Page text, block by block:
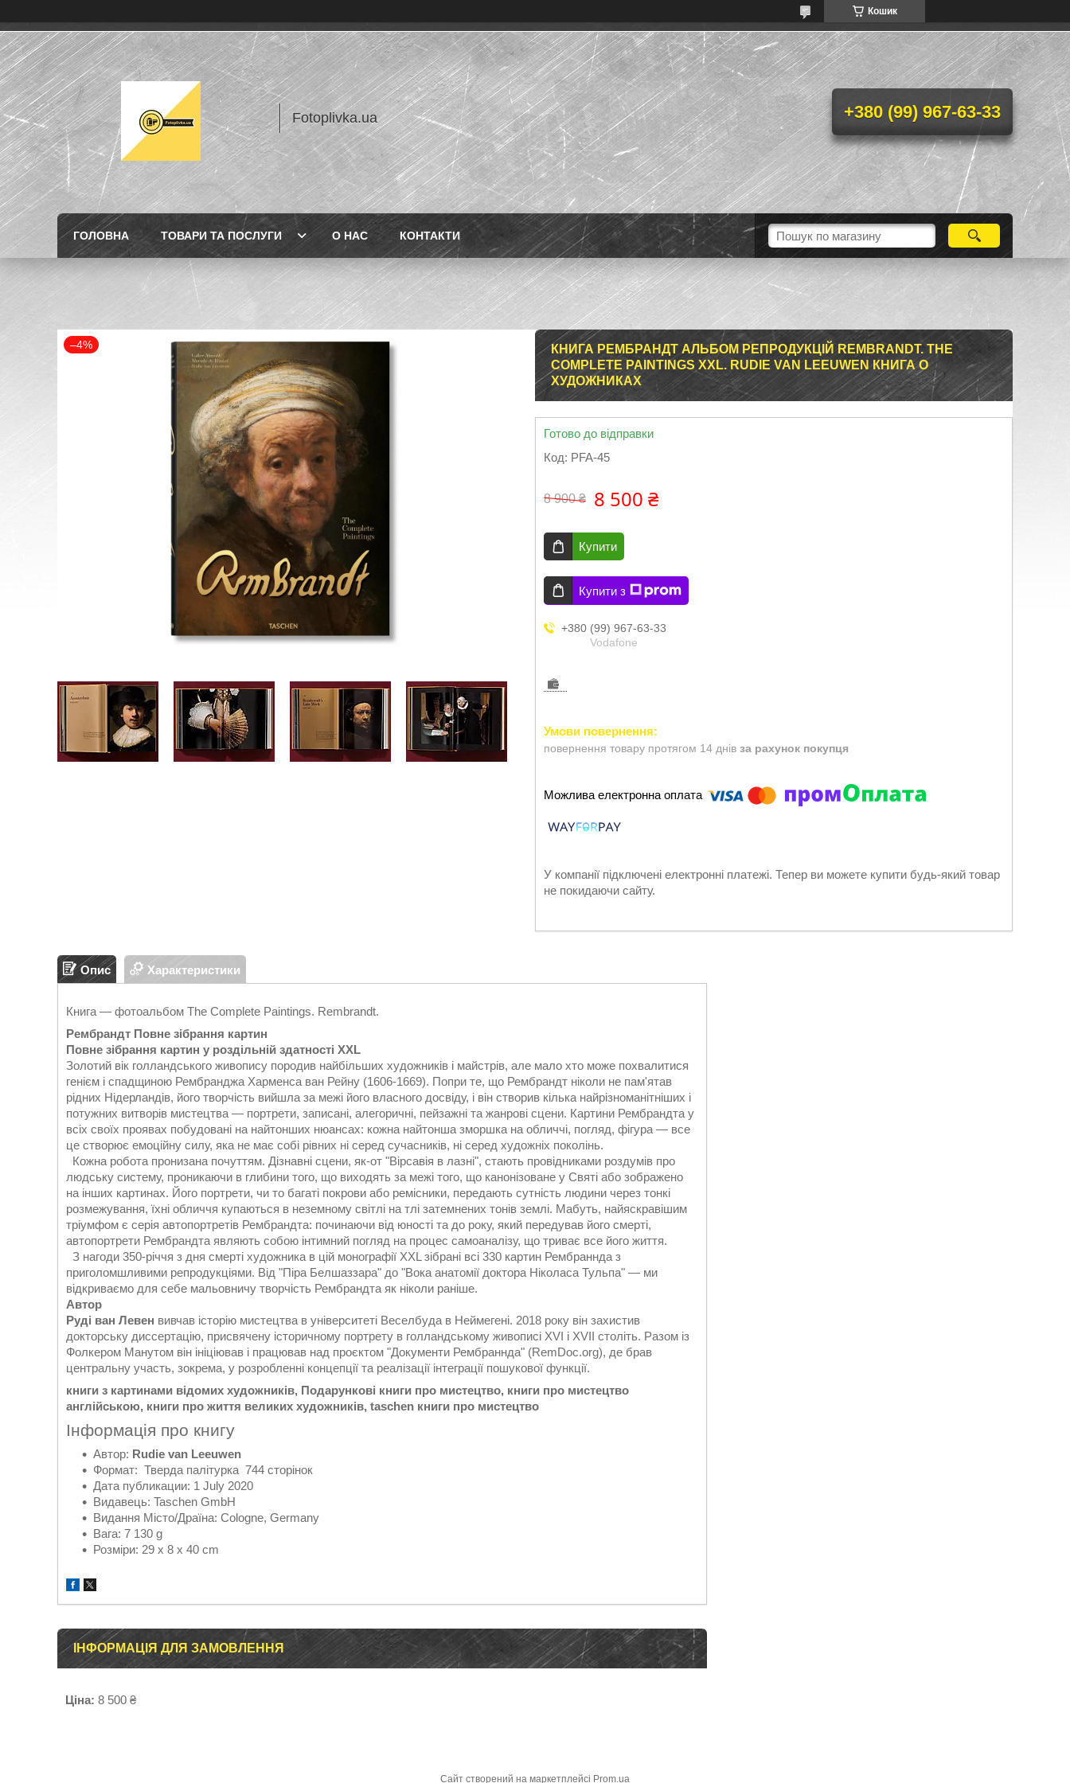
Кошик
Fotoplivka.ua +380 (99) 967-63-33
ГОЛОВНА ТОВАРИ ТА ПОСЛУГИ О НАС КОНТАКТИ
–4%
КНИГА РЕМБРАНДТ АЛЬБОМ РЕПРОДУКЦІЙ REMBRANDT. THE
COMPLETE PAINTINGS XXL. RUDIE VAN LEEUWEN КНИГА О
ХУДОЖНИКАХ
Готово до відправки
Код: PFA-45
8 900 ₴ 8 500 ₴
Купити
Купити з
+380 (99) 967-63-33
Vodafone
повернення товару протягом 14 днів за рахунок покупця
У компанії підключені електронні платежі. Тепер ви можете купити будь-який товар
не покидаючи сайту.
Опис Характеристики
Книга — фотоальбом The Complete Paintings. Rembrandt.
Рембрандт Повне зібрання картин
Повне зібрання картин у роздільній здатності XXL
Золотий вік голландського живопису породив найбільших художників і майстрів, але мало хто може похвалитися
генієм і спадщиною Рембранджа Харменса ван Рейну (1606-1669). Попри те, що Рембрандт ніколи не пам'ятав
рідних Нідерландів, його творчість вийшла за межі його власного досвіду, і він створив кілька найрізноманітніших і
потужних витворів мистецтва — портрети, записані, алегоричні, пейзажні та жанрові сцени. Картини Рембрандта у
всіх своїх проявах побудовані на найтонших нюансах: кожна найтонша зморшка на обличчі, погляд, фігура — все
це створює емоційну силу, яка не має собі рівних ні серед сучасників, ні серед художніх поколінь.
Кожна робота пронизана почуттям. Дізнавні сцени, як-от "Вірсавія в лазні", стають провідниками роздумів про
людську систему, проникаючи в глибини того, що виходять за межі того, що канонізоване у Святі або зображено
на інших картинах. Його портрети, чи то багаті покрови або ремісники, передають сутність людини через тонкі
розмежування, їхні обличчя купаються в неземному світлі на тлі затемнених тонів землі. Мабуть, найяскравішим
тріумфом є серія автопортретів Рембрандта: починаючи від юності та до року, який передував його смерті,
автопортрети Рембрандта являють собою інтимний погляд на процес самоаналізу, що триває все його життя.
З нагоди 350-річчя з дня смерті художника в цій монографії XXL зібрані всі 330 картин Рембраннда з
приголомшливими репродукціями. Від "Піра Белшаззара" до "Вока анатомії доктора Ніколаса Тульпа" — ми
відкриваємо для себе мальовничу творчість Рембрандта як ніколи раніше.
Автор
Руді ван Левен вивчав історію мистецтва в університеті Веселбуда в Неймегені. 2018 року він захистив
докторську диссертацію, присвячену історичному портрету в голландському живописі XVI і XVII століть. Разом із
Фолкером Манутом він ініціював і працював над проєктом "Документи Рембраннда" (RemDoc.org), де брав
центральну участь, зокрема, у розробленні концепції та реалізації інтеграції пошукової функції.
книги з картинами відомих художників, Подарункові книги про мистецтво, книги про мистецтво
англійською, книги про життя великих художників, taschen книги про мистецтво
Інформація про книгу
Автор: Rudie van Leeuwen
Формат: Тверда палітурка 744 сторінок
Дата публикации: 1 July 2020
Видавець: Taschen GmbH
Видання Місто/Драїна: Cologne, Germany
Вага: 7 130 g
Розміри: 29 x 8 x 40 cm
ІНФОРМАЦІЯ ДЛЯ ЗАМОВЛЕННЯ
Ціна: 8 500 ₴
Сайт створений на маркетплейсі Prom.ua